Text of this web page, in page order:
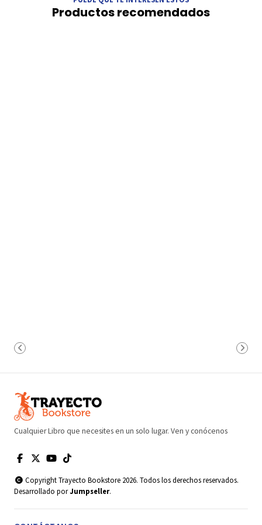
Productos recomendados
Cualquier Libro que necesites en un solo lugar. Ven y conócenos
Copyright Trayecto Bookstore 2026. Todos los derechos reservados.
Desarrollado porJumpseller.